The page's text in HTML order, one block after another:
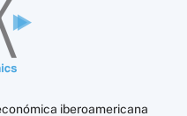
iberoamericana